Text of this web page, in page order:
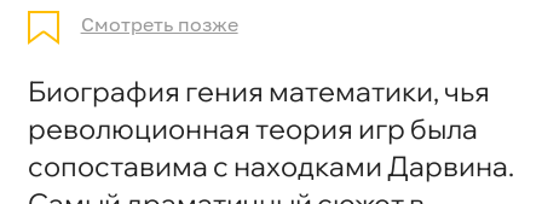
Смотреть позже
Биография гения математики, чья
революционная теория игр была
сопоставима с находками Дарвина.